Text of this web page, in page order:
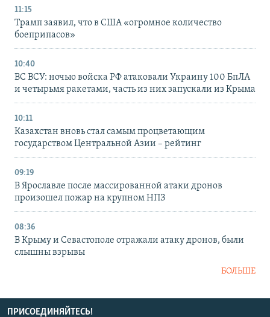
11:15
Трамп заявил, что в США «огромное количество
боеприпасов»
10:40
ВС ВСУ: ночью войска РФ атаковали Украину 100 БпЛА
и четырьмя ракетами, часть из них запускали из Крыма
10:11
Казахстан вновь стал самым процветающим
государством Центральной Азии – рейтинг
09:19
В Ярославле после массированной атаки дронов
произошел пожар на крупном НПЗ
08:36
В Крыму и Севастополе отражали атаку дронов, были
слышны взрывы
БОЛЬШЕ
ПРИСОЕДИНЯЙТЕСЬ!